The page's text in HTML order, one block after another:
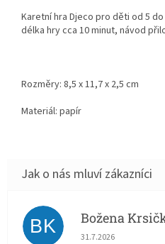
Karetní hra Djeco pro děti od 5
délka hry cca 10 minut, návod
Rozměry: 8,5 x 11,7 x 2,5 cm
Materiál: papír
BK Božena
Hodnocení obchodu
31.7.2026